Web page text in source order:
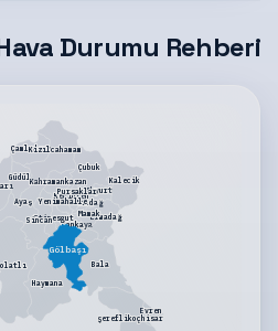
Durumu Rehberi
Akyurt
Altındağ
Ayaş
Bala
Çamlıdere
Çankaya
Çubuk
Elmadağ
Etimesgut
Evren
Güdül
Haymana
Kahramankazan Kalecik
Keçiören
Kızılcahamam
Mamak
Pursaklar
Sincan
Şereflikoçhisar
Yenimahalle
Gölbaşı